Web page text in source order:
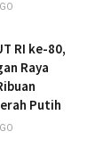
RI ke-80,
Raya
Putih